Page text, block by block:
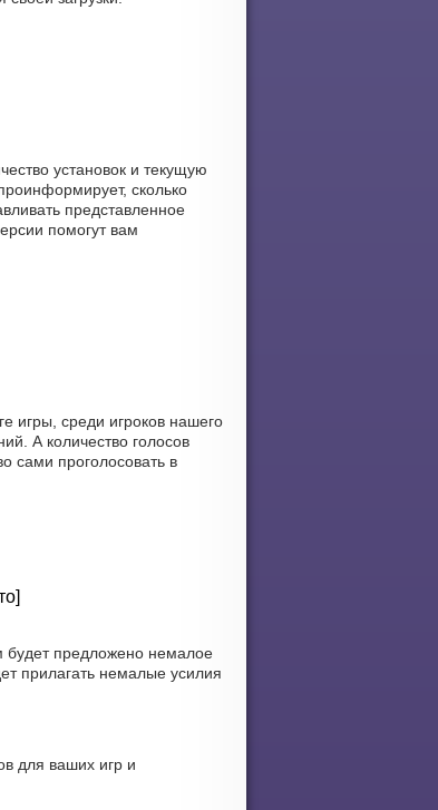
установок и текущую
сколько
представленное
помогут вам
игры, среди игроков нашего
А количество голосов
сами проголосовать в
будет предложено немалое
прилагать немалые усилия
для ваших игр и